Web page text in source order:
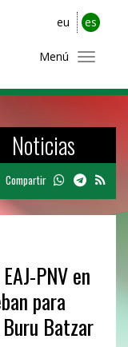
eu es
Menú
Noticias
Compartir
PNV en
para
Batzar